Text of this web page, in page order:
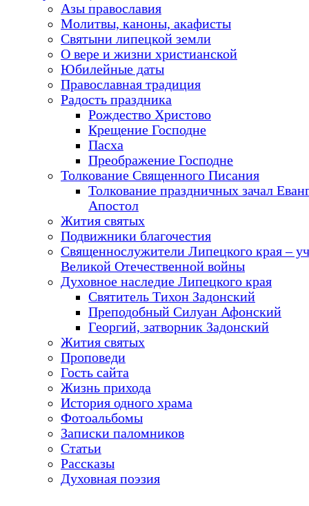
Азы православия
Молитвы, каноны, акафисты
Святыни липецкой земли
О вере и жизни христианской
Юбилейные даты
Православная традиция
Радость праздника
Рождество Христово
Крещение Господне
Пасха
Преображение Господне
Толкование Священного Писания
Толкование праздничных зачал
Апостол
Жития святых
Подвижники благочестия
Священнослужители Липецкого края –
Великой Отечественной войны
Духовное наследие Липецкого края
Святитель Тихон Задонский
Преподобный Силуан Афонский
Георгий, затворник Задонский
Жития святых
Проповеди
Гость сайта
Жизнь прихода
История одного храма
Фотоальбомы
Записки паломников
Статьи
Рассказы
Духовная поэзия